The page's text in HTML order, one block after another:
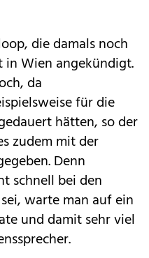
die damalsnoch
in Wien angekündigt.
da
für die
hätten, so der
zudem mit der
Denn
schnell bei den
warte man auf ein
und damit sehr viel